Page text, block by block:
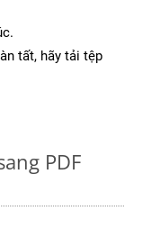
tất, hãy tải tệp
PDF